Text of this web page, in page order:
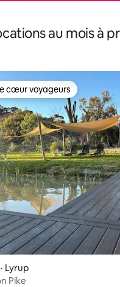
au mois à
voyageurs parmi les plus
cœur voyageurs
Lyrup
Pike